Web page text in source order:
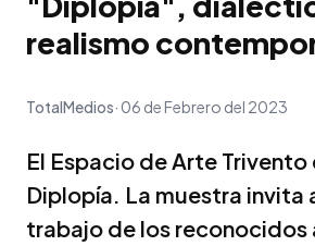
realismo
TotalMedios 06 de Febrero del 2023
El Espacio de Arte Trivento
Diplopía. La muestra invita
trabajo de los reconocidos